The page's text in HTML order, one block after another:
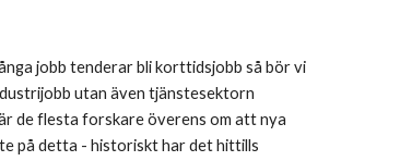
jobb tenderar bli korttidsjobb så bör vi
utan även tjänstesektorn
de flesta forskare överens om att nya
på detta - historiskt har det hittills